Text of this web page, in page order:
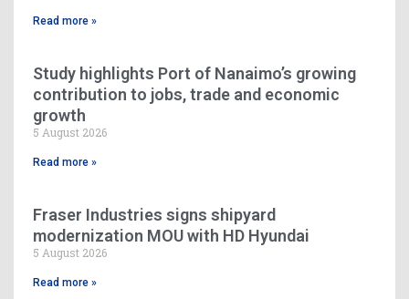
Read more »
Study highlights Port of Nanaimo’s growing
contribution to jobs, trade and economic
growth
5 August 2026
Read more »
Fraser Industries signs shipyard
modernization MOU with HD Hyundai
5 August 2026
Read more »